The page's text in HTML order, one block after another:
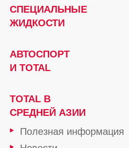
СПЕЦИАЛЬНЫЕ
ЖИДКОСТИ
АВТОСПОРТ
И TOTAL
TOTAL В
СРЕДНЕЙ АЗИИ
Полезная информация